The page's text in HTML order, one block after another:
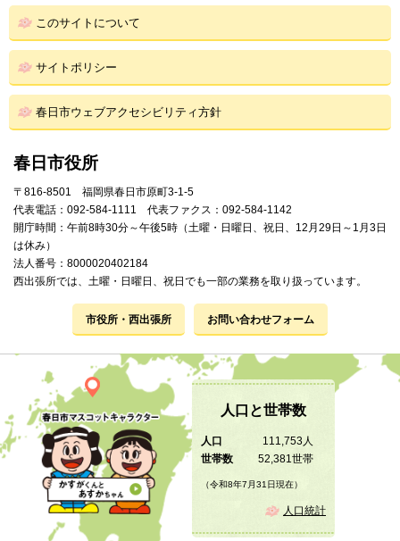
このサイトについて
サイトポリシー
春日市ウェブアクセシビリティ方針
春日市役所
〒816-8501 福岡県春日市原町3-1-5
代表電話：092-584-1111 代表ファクス：092-584-1142
開庁時間：午前8時30分～午後5時（土曜・日曜日、祝日、12月29日～1月3日
は休み）
法人番号：8000020402184
西出張所では、土曜・日曜日、祝日でも一部の業務を取り扱っています。
市役所・西出張所 お問い合わせフォーム
人口と世帯数
人口
111,753人
世帯数
52,381世帯
（令和8年7月31日現在）
人口統計